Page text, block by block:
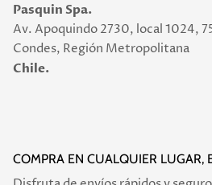
Pasquin Spa.
Av. Apoquindo 2730, local 1024,
Condes, Región Metropolitana
Chile.
COMPRA EN CUALQUIER LUGAR,